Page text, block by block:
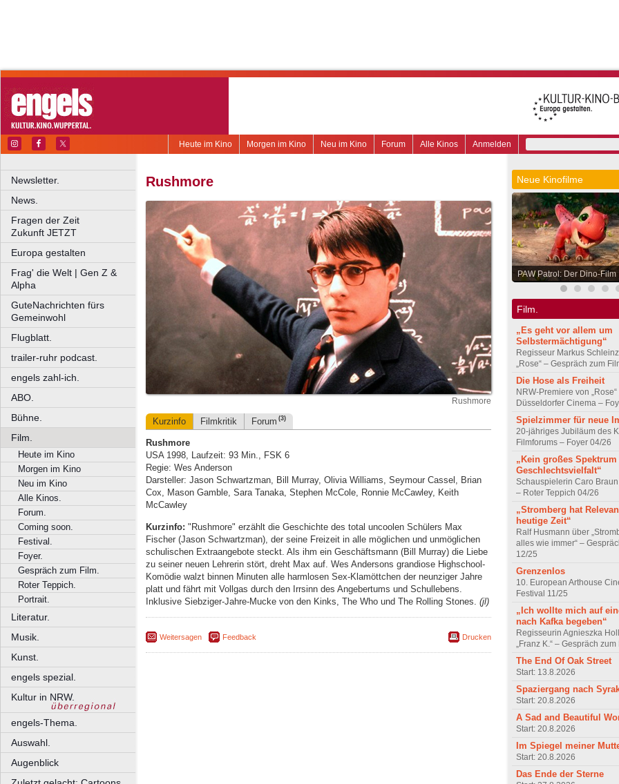
Anmelden
Alle Kinos
Forum
Neu im Kino
Morgen im Kino
Heute im Kino
Newsletter.
News.
Fragen der Zeit
Zukunft JETZT
Europa gestalten
Frag' die Welt | Gen Z &
Alpha
GuteNachrichten fürs
Gemeinwohl
Flugblatt.
trailer-ruhr podcast.
engels zahl-ich.
ABO.
Bühne.
Film.
Heute im Kino
Morgen im Kino
Neu im Kino
Alle Kinos.
Forum.
Coming soon.
Festival.
Foyer.
Gespräch zum Film.
Roter Teppich.
Portrait.
Literatur.
Musik.
Kunst.
engels spezial.
Kultur in NRW.
engels-Thema.
Auswahl.
Augenblick
Rushmore
Rushmore
Kurzinfo Filmkritik Forum (3)
Rushmore
USA 1998, Laufzeit: 93 Min., FSK 6
Regie: Wes Anderson
Darsteller: Jason Schwartzman, Bill Murray, Olivia Williams, Seymour Cassel, Brian
Cox, Mason Gamble, Sara Tanaka, Stephen McCole, Ronnie McCawley, Keith
McCawley
Kurzinfo: "Rushmore" erzählt die Geschichte des total uncoolen Schülers Max
Fischer (Jason Schwartzman), der seine Freizeit in alle möglichen und unmöglichen
schulischen Extraangebote steckt. Als ihm ein Geschäftsmann (Bill Murray) die Liebe
zu seiner neuen Lehrerin stört, dreht Max auf. Wes Andersons grandiose Highschool-
Komödie walzt binnen Minuten alle harmlosen Sex-Klamöttchen der neunziger Jahre
platt und fährt mit Vollgas durch den Irrsinn des Angebertums und Schullebens.
Inklusive Siebziger-Jahre-Mucke von den Kinks, The Who und The Rolling Stones. (jl)
Weitersagen Feedback Drucken
Neue Kinofilme
PAW Patrol: Der Dino-Film
Film.
„Es geht vor allem um
Selbstermächtigung“
Regisseur Markus
„Rose“ – Gespräch zum
Die Hose als Freiheit
NRW-Premiere von „Rose“
Düsseldorfer Cinema –
Spielzimmer für neue
20-jähriges Jubiläum des
Filmforums – Foyer 04/26
„Kein großes Spektrum
Geschlechtsvielfalt“
Schauspielerin Caro Braun
– Roter Teppich 04/26
„Stromberg hat
heutige Zeit“
Ralf Husmann über
alles wie immer“ –
12/25
Grenzenlos
10. European Arthouse
Festival 11/25
„Ich wollte mich auf
nach Kafka begeben“
Regisseurin Agnieszka
„Franz K.“ – Gespräch
The End Of Oak Street
Start: 13.8.2026
Spaziergang nach
Start: 20.8.2026
A Sad and Beautiful
Start: 20.8.2026
Im Spiegel meiner
Start: 20.8.2026
Das Ende der Sterne